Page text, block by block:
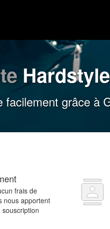
Hardstyle
facilement grâce à
frais de
nous apportent